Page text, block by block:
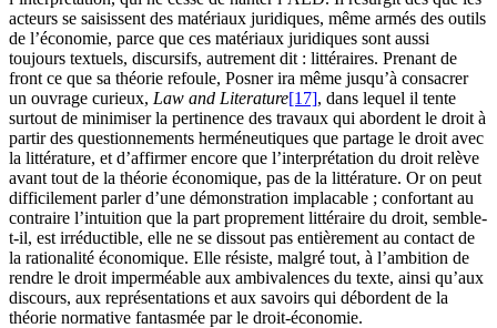
acteurs se saisissent des matériaux juridiques, même armés des outils
de l’économie, parce que ces matériaux juridiques sont aussi
toujours textuels, discursifs, autrement dit : littéraires. Prenant de
front ce que sa théorie refoule, Posner ira même jusqu’à consacrer
un ouvrage curieux, Law and Literature[17], dans lequel il tente
surtout de minimiser la pertinence des travaux qui abordent le droit à
partir des questionnements herméneutiques que partage le droit avec
la littérature, et d’affirmer encore que l’interprétation du droit relève
avant tout de la théorie économique, pas de la littérature. Or on peut
difficilement parler d’une démonstration implacable ; confortant au
contraire l’intuition que la part proprement littéraire du droit, semble-
t-il, est irréductible, elle ne se dissout pas entièrement au contact de
la rationalité économique. Elle résiste, malgré tout, à l’ambition de
rendre le droit imperméable aux ambivalences du texte, ainsi qu’aux
discours, aux représentations et aux savoirs qui débordent de la
théorie normative fantasmée par le droit-économie.